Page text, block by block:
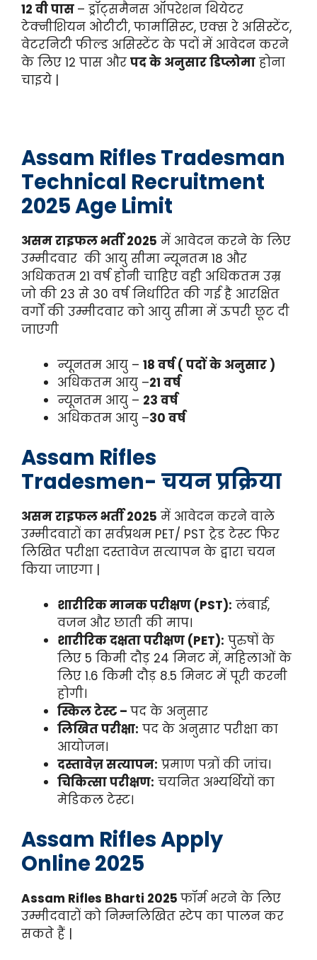
12 वी पास – ड्रॉट्समैनस ऑपरेशन थियेटर
टेक्नीशियन ओटीटी, फार्मासिस्ट, एक्स रे असिस्टेंट,
वेटरनिटी फील्ड असिस्टेंट के पदों में आवेदन करने
के लिए 12 पास और पद के अनुसार डिप्लोमा होना
चाइये |
Assam Rifles Tradesman
Technical Recruitment
2025 Age Limit
असम राइफल भर्ती 2025 में आवेदन करने के लिए
उम्मीदवार की आयु सीमा न्यूनतम 18 और
अधिकतम 21 वर्ष होनी चाहिए वही अधिकतम उम्र
जो की 23 से 30 वर्ष निर्धारित की गई है आरक्षित
वर्गों की उम्मीदवार को आयु सीमा में ऊपरी छूट दी
जाएगी
न्यूनतम आयु – 18 वर्ष ( पदों के अनुसार )
अधिकतम आयु –21 वर्ष
न्यूनतम आयु – 23 वर्ष
अधिकतम आयु –30 वर्ष
Assam Rifles
Tradesmen- चयन प्रक्रिया
असम राइफल भर्ती 2025 में आवेदन करने वाले
उम्मीदवारों का सर्वप्रथम PET/ PST ट्रेड टेस्ट फिर
लिखित परीक्षा दस्तावेज सत्यापन के द्वारा चयन
किया जाएगा |
शारीरिक मानक परीक्षण (PST): लंबाई,
वजन और छाती की माप।
शारीरिक दक्षता परीक्षण (PET): पुरुषों के
लिए 5 किमी दौड़ 24 मिनट में, महिलाओं के
लिए 1.6 किमी दौड़ 8.5 मिनट में पूरी करनी
होगी।
स्किल टेस्ट – पद के अनुसार
लिखित परीक्षा: पद के अनुसार परीक्षा का
आयोजन।
दस्तावेज़ सत्यापन: प्रमाण पत्रों की जांच।
चिकित्सा परीक्षण: चयनित अभ्यर्थियों का
मेडिकल टेस्ट।
Assam Rifles Apply
Online 2025
Assam Rifles Bharti 2025 फॉर्म भरने के लिए
उम्मीदवारों को निम्नलिखित स्टेप का पालन कर
सकते हैं |